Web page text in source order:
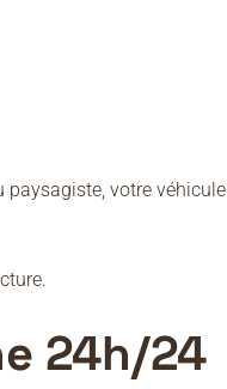
paysagiste, votre véhicule
24h/24